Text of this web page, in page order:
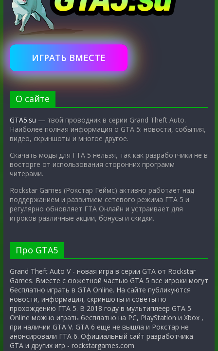
ИГРАТЬ ВМЕСТЕ
О сайте
GTA5.su — твой проводник в серии Grand Theft Auto.
Наиболее полная информация о GTA 5: новости, события,
видео, скриншоты и многое другое.
Скачать моды для ГТА 5 нельзя, так как разработчики не в
восторге от использования сторонних программ
читерами.
Rockstar Games (Рокстар Геймс) активно работает над
поддержанием и развитием сетевого режима ГТА 5 и
регулярно обновляет ГТА Онлайн и устраивает для
игроков различные акции, бонусы и скидки.
Про GTA5
Grand Theft Auto V - новая игра в серии GTA от Rockstar
Games. Вместе с сюжетной частью GTA 5 все игроки могут
бесплатно играть в GTA Online. На сайте публикуются
новости, информация, скриншоты и советы по
прохождению ГТА 5. В 2018 году в мультиплеер GTA 5
Online можно играть бесплатно на PC, PlayStation и Xbox ,
при наличии GTA V. GTA 6 ещё не вышла и Рокстар не
анонсировали ГТА 6. Официальный сайт разработчика
GTA и других игр - rockstargames.com